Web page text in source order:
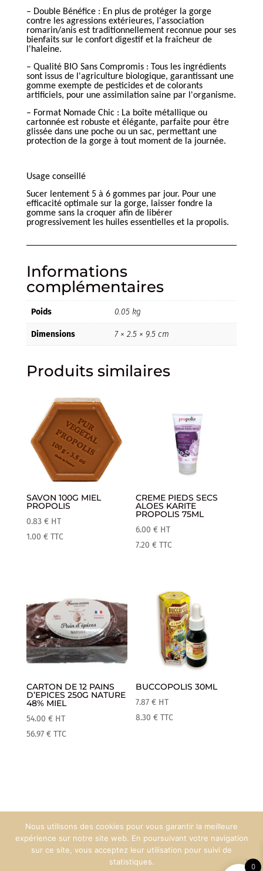
– Double Bénéfice : En plus de protéger la gorge
contre les agressions extérieures, l'association
romarin/anis est traditionnellement reconnue pour ses
bienfaits sur le confort digestif et la fraîcheur de
l'haleine.
– Qualité BIO Sans Compromis : Tous les ingrédients
sont issus de l'agriculture biologique, garantissant une
gomme exempte de pesticides et de colorants
artificiels, pour une assimilation saine par l'organisme.
– Format Nomade Chic : La boîte métallique ou
cartonnée est robuste et élégante, parfaite pour être
glissée dans une poche ou un sac, permettant une
protection de la gorge à tout moment de la journée.
Usage conseillé
Sucer lentement 5 à 6 gommes par jour. Pour une
efficacité optimale sur la gorge, laisser fondre la
gomme sans la croquer afin de libérer
progressivement les huiles essentielles et la propolis.
Informations
complémentaires
Poids 0.05 kg
Dimensions 7 × 2.5 × 9.5 cm
Produits similaires
SAVON 100G MIEL
PROPOLIS
0.83 € HT
1.00 € TTC
CREME PIEDS SECS
ALOES KARITE
PROPOLIS 75ML
6.00€ HT
7.20€ TTC
CARTON DE 12 PAINS
D’EPICES 250G NATURE
48% MIEL
54.00 € HT
56.97 € TTC
BUCCOPOLIS 30ML
7.87€ HT
8.30€ TTC
Mentions Légales Espace Pro
90°West Communication 0
Nous utilisons des cookies pour vous garantir la meilleure
expérience sur notre site web. En poursuivant votre navigation
sur ce site, vous acceptez leur utilisation pour suivi de
statistiques.